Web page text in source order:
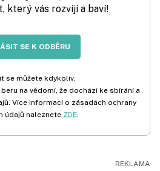
který vás rozvíjí a baví!
SE K ODBĚRU
se můžete kdykoliv.
na vědomí, že dochází ke sbírání a
Více informací o zásadách ochrany
údajů naleznete ZDE.